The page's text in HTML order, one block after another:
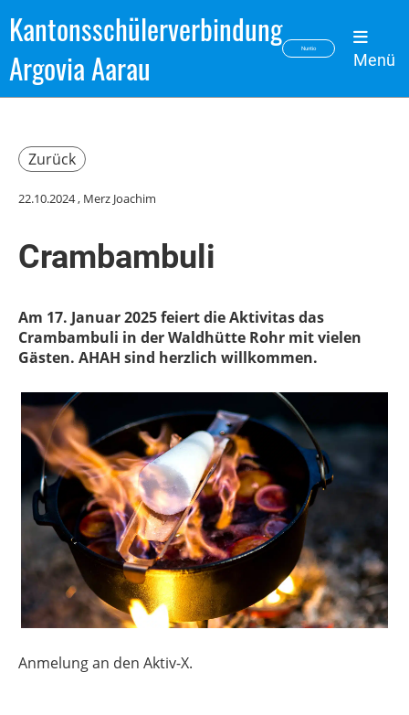
Kantonsschülerverbindung
Argovia Aarau
Nuntio
Menü
Zurück
22.10.2024, Merz Joachim
Crambambuli
Am 17. Januar 2025 feiert die Aktivitas das
Crambambuli in der Waldhütte Rohr mit vielen
Gästen. AHAH sind herzlich willkommen.
Anmelung an den Aktiv-X.